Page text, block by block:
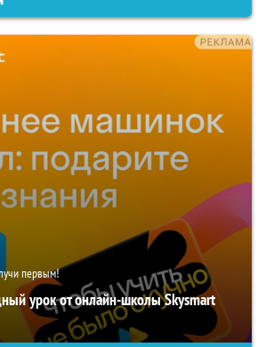
первым!
урок от онлайн-школы Skysmart